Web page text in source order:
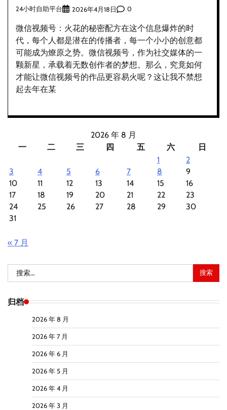
24小时自助平台 2026年4月18日 0
微信视频号：火花的秘密配方在这个信息爆炸的时
代，每个人都是潜在的传播者，每一个小小的创意都
可能成为燎原之势。微信视频号，作为社交媒体的一
颗新星，承载着无数创作者的梦想。那么，究竟如何
才能让微信视频号的作品更容易火呢？这让我不禁想
起去年在某
2026 年 8 月
一
二 三 四 五 六
日
1
2
3
4 5 6 7 8
9
10
11 12 13 14 15
16
17
18 19 20 21 22
23
24
25 26 27 28 29
30
31
« 7 月
索：
归档
2026 年 8 月
2026 年 7 月
2026 年 6 月
2026 年 5 月
2026 年 4 月
2026 年 3 月